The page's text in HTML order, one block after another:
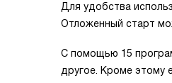
Для удобства
Отложенный старт
С помощью 15
другое. Кроме этому